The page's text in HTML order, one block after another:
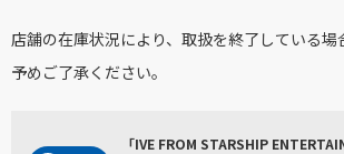
店舗の在庫状況により、取扱を終了している
予めご了承ください。
「IVE FROM STARSHIP